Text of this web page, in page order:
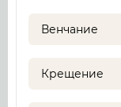
Венчание
Крещение